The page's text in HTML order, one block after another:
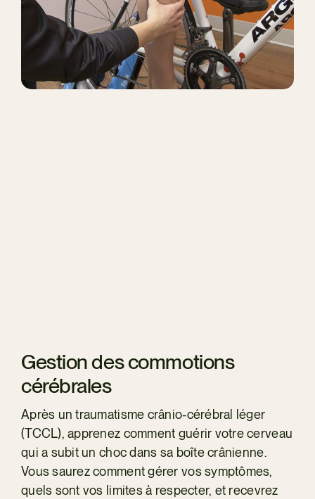
Gestion des commotions
cérébrales
Après un traumatisme crânio-cérébral léger
(TCCL), apprenez comment guérir votre cerveau
qui a subit un choc dans sa boîte crânienne.
Vous saurez comment gérer vos symptômes,
quels sont vos limites à respecter, et recevrez